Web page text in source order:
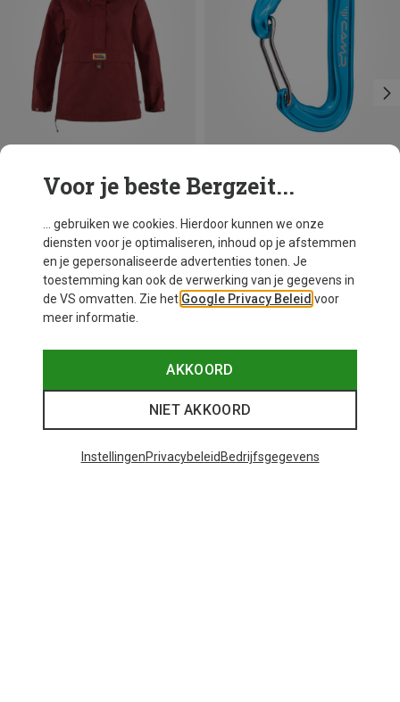
+3 Maten
Fjällräven
Dames Vardag Anorak
€ 195,30
Je bespaart 18%
Voor je beste Bergzeit...
... gebruiken we cookies. Hierdoor kunnen we onze
diensten voor je optimaliseren, inhoud op je afstemmen
en je gepersonaliseerde advertenties tonen. Je
toestemming kan ook de verwerking van je gegevens in
de VS omvatten. Zie het Google Privacy Beleid voor
meer informatie.
AKKOORD
NIET AKKOORD
InstellingenPrivacybeleid Bedrijfsgegevens